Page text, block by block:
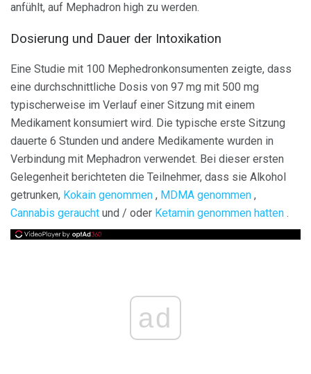
anfühlt, auf Mephadron high zu werden.
Dosierung und Dauer der Intoxikation
Eine Studie mit 100 Mephedronkonsumenten zeigte, dass
eine durchschnittliche Dosis von 97 mg mit 500 mg
typischerweise im Verlauf einer Sitzung mit einem
Medikament konsumiert wird. Die typische erste Sitzung
dauerte 6 Stunden und andere Medikamente wurden in
Verbindung mit Mephadron verwendet. Bei dieser ersten
Gelegenheit berichteten die Teilnehmer, dass sie Alkohol
getrunken, Kokain genommen , MDMA genommen ,
Cannabis geraucht und / oder Ketamin genommen hatten .
ad